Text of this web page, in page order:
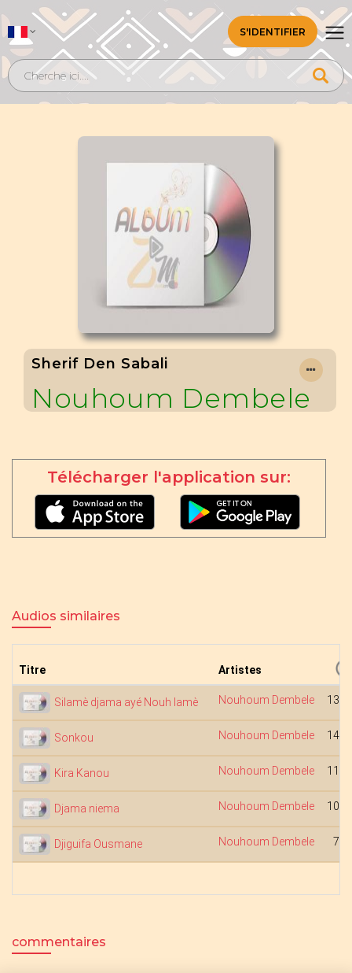
S'IDENTIFIER
Sherif Den Sabali
Nouhoum Dembele
Télécharger l'application sur:
Audios similaires
Titre Artistes
Silamè djama ayé Nouh lamè Nouhoum Dembele
Sonkou Nouhoum Dembele
Kira Kanou Nouhoum Dembele
Djama niema Nouhoum Dembele
Djiguifa Ousmane Nouhoum Dembele
commentaires